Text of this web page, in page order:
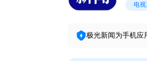
电
极光新闻为手机应